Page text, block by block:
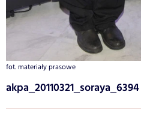
fot. materiały prasowe
akpa_20110321_soraya_6394